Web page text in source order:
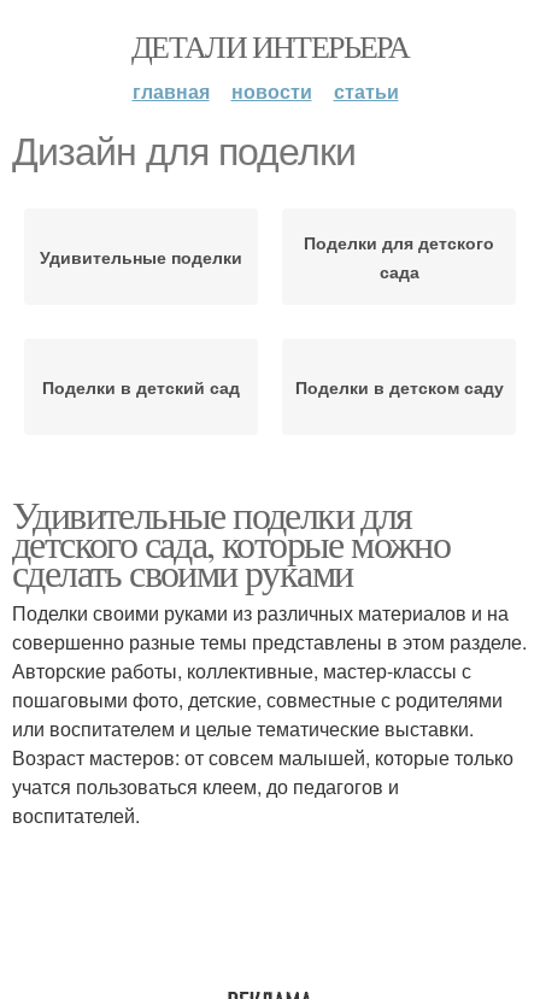
ДЕТАЛИ ИНТЕРЬЕРА
главная новости статьи
Дизайн для поделки
Удивительные поделки
Поделки для детского
сада
Поделки в детский сад Поделки в детском саду
Удивительные поделки для
детского сада, которые можно
сделать своими руками
Поделки своими руками из различных материалов и на
совершенно разные темы представлены в этом разделе.
Авторские работы, коллективные, мастер-классы с
пошаговыми фото, детские, совместные с родителями
или воспитателем и целые тематические выставки.
Возраст мастеров: от совсем малышей, которые только
учатся пользоваться клеем, до педагогов и
воспитателей.